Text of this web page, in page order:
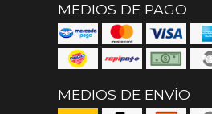
MEDIOS DE PAGO
MEDIOS DE ENVÍO